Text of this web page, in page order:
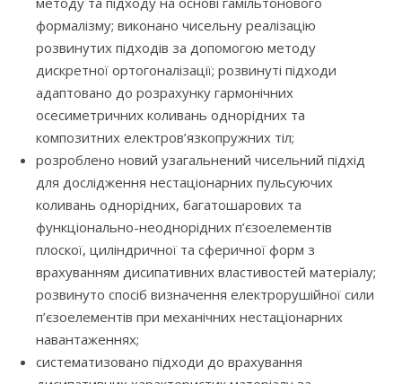
формалізму; виконано чисельну реалізацію
розвинутих підходів за допомогою методу
дискретної ортогоналізації; розвинуті підходи
адаптовано до розрахунку гармонічних
осесиметричних коливань однорідних та
композитних електров’язкопружних тіл;
розроблено новий узагальнений чисельний підхід
для дослідження нестаціонарних пульсуючих
коливань однорідних, багатошарових та
функціонально-неоднорідних п’єзоелементів
плоскої, циліндричної та сферичної форм з
врахуванням дисипативних властивостей матеріалу;
розвинуто спосіб визначення електрорушійної сили
п’єзоелементів при механічних нестаціонарних
навантаженнях;
систематизовано підходи до врахування